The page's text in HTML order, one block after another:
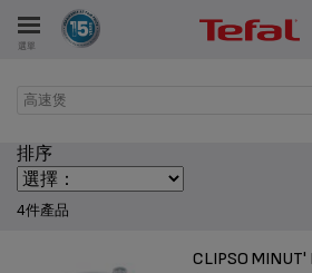
選單
高速煲
排序
4件產品
CLIPSO